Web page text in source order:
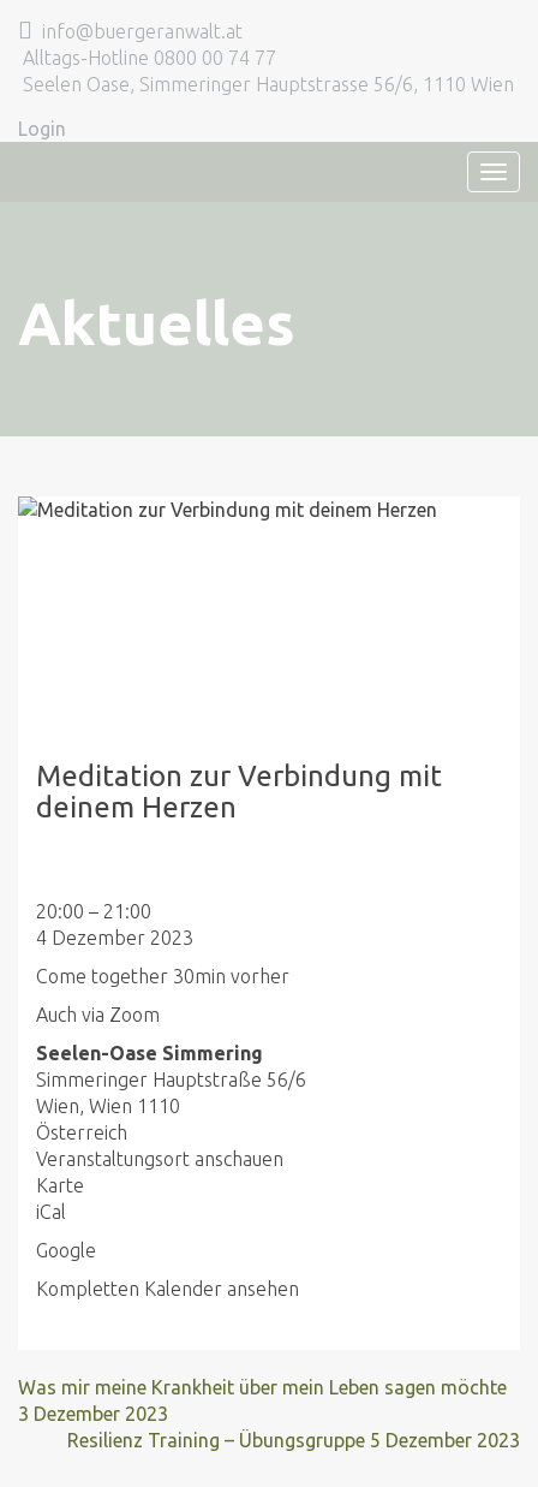
info@buergeranwalt.at
Alltags-Hotline 0800 00 74 77
Seelen Oase, Simmeringer Hauptstrasse 56/6, 1110 Wien
Login
Aktuelles
Meditation zur Verbindung mit
deinem Herzen
Meditation
zur
mit
deinem
Herzen
20:00 – 21:00
4 Dezember 2023
Come together 30min vorher
Auch via Zoom
Seelen-Oase Simmering
Simmeringer Hauptstraße 56/6
Wien, Wien 1110
Österreich
Veranstaltungsort anschauen
Karte
iCal
Google
Kompletten Kalender ansehen
Was mir meine Krankheit über mein Leben sagen möchte
3 Dezember 2023
Resilienz Training – Übungsgruppe 5 Dezember 2023